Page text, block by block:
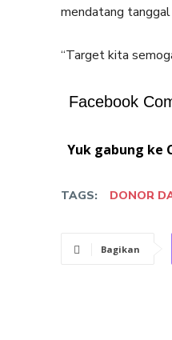
mendatang
“Target kita
Facebook
Yuk gabung ke
TAGS: DONOR
Bagikan